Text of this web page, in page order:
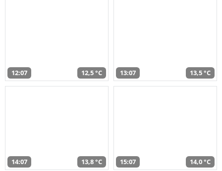
12:07 12,5 °C 13:07 13,5 °C
14:07 13,8 °C 15:07 14,0 °C